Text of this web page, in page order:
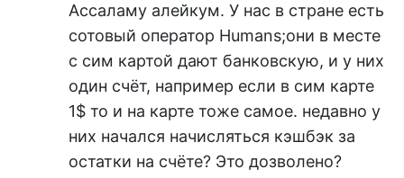
Ассаламу алейкум. У нас в стране есть
сотовый оператор Humans;они в месте
с сим картой дают банковскую, и у них
один счёт, например если в сим карте
1$ то и на карте тоже самое. недавно у
них начался начисляться кэшбэк за
остатки на счёте? Это дозволено?